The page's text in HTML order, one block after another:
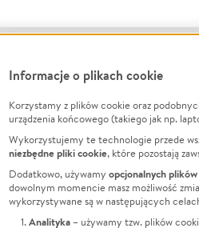
FacebookTwitter Instagram
LinkedInTikTok Youtube
Informacje o plikach cookie
Korzystamy z plików cookie oraz
urządzenia końcowego (takiego jak np.
Wykorzystujemy te technologie przede
niezbędne pliki cookie, które pozostają
Dodatkowo, używamy opcjonalnych
dowolnym momencie masz możliwość
wykorzystywane są w następujących
Analityka – używamy tzw. plików